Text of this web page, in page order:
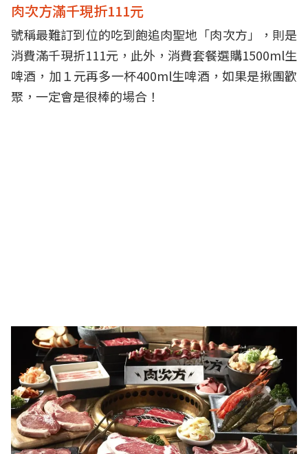
肉次方滿千現折111元
號稱最難訂到位的吃到飽追肉聖地「肉次方」，則是
消費滿千現折111元，此外，消費套餐選購1500ml生
啤酒，加１元再多一杯400ml生啤酒，如果是揪團歡
聚，一定會是很棒的場合！